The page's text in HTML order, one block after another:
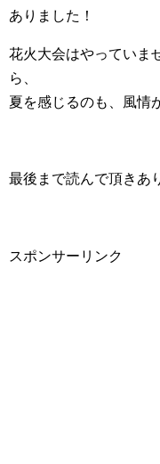
ありました！
花火大会はやっていま
ら、
夏を感じるのも、風情
最後まで読んで頂きあ
スポンサーリンク